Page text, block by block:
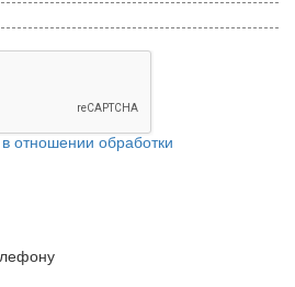
отношении обработки